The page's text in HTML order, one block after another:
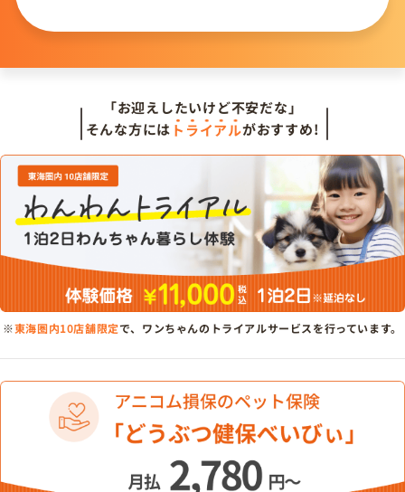
「お迎えしたいけど不安だな」
そんな方には トライアルがおすすめ!
※東海圏内10店舗限定で、ワンちゃんのトライアルサービスを行っています。